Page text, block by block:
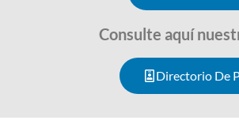
Consulte aquí
Directorio De